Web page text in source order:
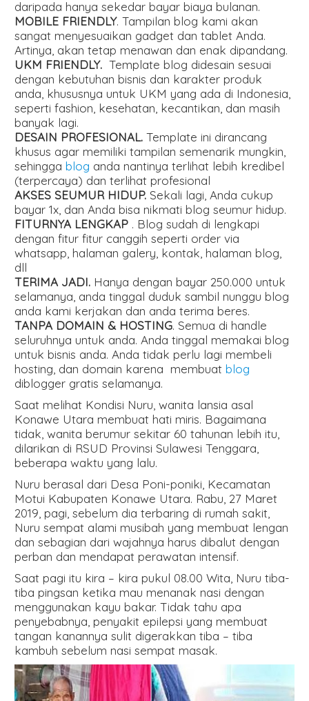
daripada hanya sekedar bayar biaya bulanan.
MOBILE FRIENDLY. Tampilan blog kami akan
sangat menyesuaikan gadget dan tablet Anda.
Artinya, akan tetap menawan dan enak dipandang.
UKM FRIENDLY. Template blog didesain sesuai
dengan kebutuhan bisnis dan karakter produk
anda, khususnya untuk UKM yang ada di Indonesia,
seperti fashion, kesehatan, kecantikan, dan masih
banyak lagi.
DESAIN PROFESIONAL. Template ini dirancang
khusus agar memiliki tampilan semenarik mungkin,
sehinggablog anda nantinya terlihat lebih kredibel
(terpercaya) dan terlihat profesional
AKSES SEUMUR HIDUP. Sekali lagi, Anda cukup
bayar 1x, dan Anda bisa nikmati blog seumur hidup.
FITURNYA LENGKAP . Blog sudah di lengkapi
dengan fitur fitur canggih seperti order via
whatsapp, halaman galery, kontak, halaman blog,
dll
TERIMA JADI. Hanya dengan bayar 250.000 untuk
selamanya, anda tinggal duduk sambil nunggu blog
anda kami kerjakan dan anda terima beres.
TANPA DOMAIN & HOSTING. Semua di handle
seluruhnya untuk anda. Anda tinggal memakai blog
untuk bisnis anda. Anda tidak perlu lagi membeli
hosting, dan domain karena membuatblog
diblogger gratis selamanya.
Saat melihat Kondisi Nuru, wanita lansia asal
Konawe Utara membuat hati miris. Bagaimana
tidak, wanita berumur sekitar 60 tahunan lebih itu,
dilarikan di RSUD Provinsi Sulawesi Tenggara,
beberapa waktu yang lalu.
Nuru berasal dari Desa Poni-poniki, Kecamatan
Motui Kabupaten Konawe Utara. Rabu, 27 Maret
2019, pagi, sebelum dia terbaring di rumah sakit,
Nuru sempat alami musibah yang membuat lengan
dan sebagian dari wajahnya harus dibalut dengan
perban dan mendapat perawatan intensif.
Saat pagi itu kira – kira pukul 08.00 Wita, Nuru tiba-
tiba pingsan ketika mau menanak nasi dengan
menggunakan kayu bakar. Tidak tahu apa
penyebabnya, penyakit epilepsi yang membuat
tangan kanannya sulit digerakkan tiba – tiba
kambuh sebelum nasi sempat masak.